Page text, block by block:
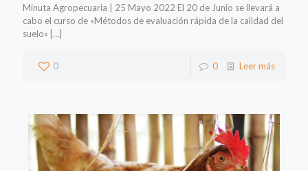
Minuta Agropecuaria | 25 Mayo 2022 El 20 de Junio se llevará a
cabo el curso de «Métodos de evaluación rápida de la calidad del
suelo» […]
0 0 Leer más